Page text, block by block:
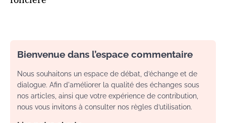
Bienvenue dans l’espace commentaire
Nous souhaitons un espace de débat, d’échange et de
dialogue. Afin d'améliorer la qualité des échanges sous
nos articles, ainsi que votre expérience de contribution,
nous vous invitons à consulter nos règles d’utilisation.